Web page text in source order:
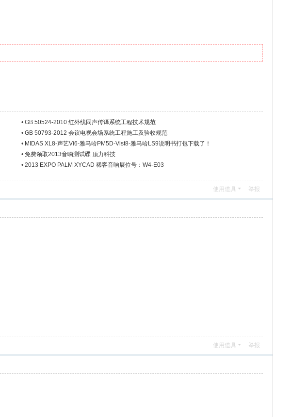
• GB 50524-2010 红外线同声传译系统工程技术规范
• GB 50793-2012 会议电视会场系统工程施工及验收规范
• MIDAS XL8-声艺Vi6-雅马哈PM5D-Vist8-雅马哈LS9说明书打包下载了！
• 免费领取2013音响测试碟 顶力科技
• 2013 EXPO PALM XYCAD 稀客音响展位号：W4-E03
使用道具 举报
使用道具 举报